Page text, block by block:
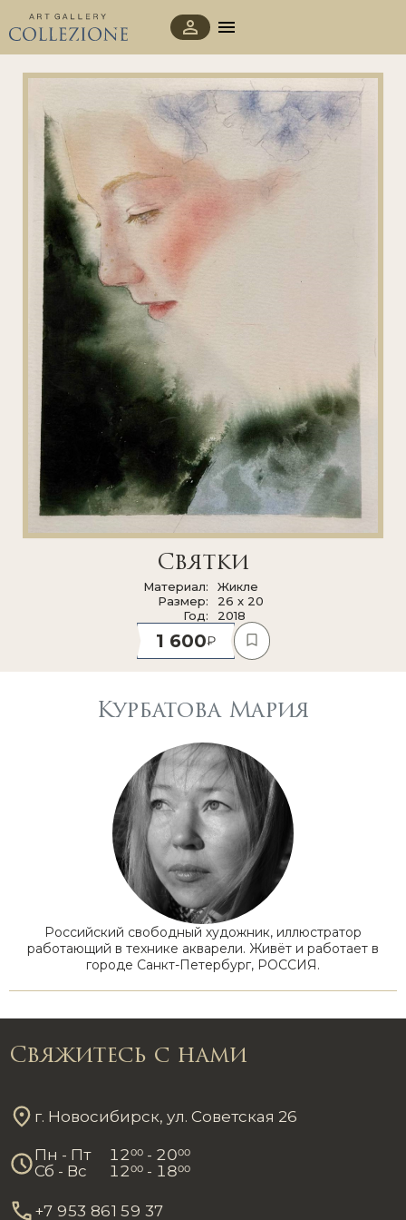
Святки
Материал
Жикле
Размер
26 x 20
Год
2018
1 600
Курбатова Мария
Российский свободный художник, иллюстратор
работающий в технике акварели. Живёт и работает в
городе Санкт-Петербург, РОССИЯ.
Свяжитесь с нами
г. Новосибирск, ул. Советская 26
Пн - Пт 1200 - 2000
Сб - Вс
1200 - 1800
+7 953 861 59 37